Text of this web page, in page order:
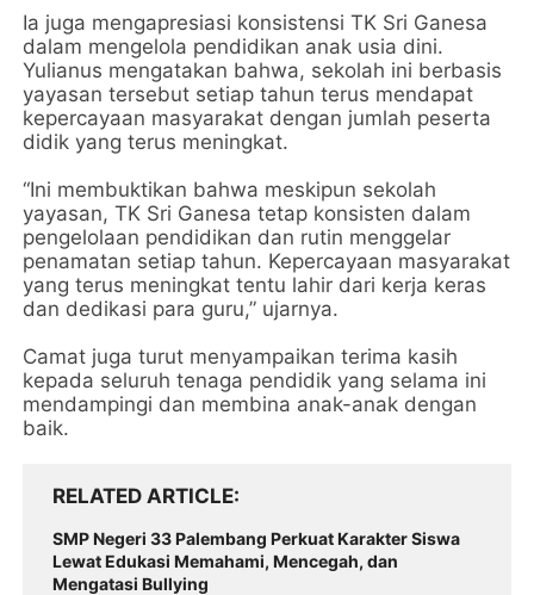
Ia juga mengapresiasi konsistensi TK Sri Ganesa
dalam mengelola pendidikan anak usia dini.
Yulianus mengatakan bahwa, sekolah ini berbasis
yayasan tersebut setiap tahun terus mendapat
kepercayaan masyarakat dengan jumlah peserta
didik yang terus meningkat.
“Ini membuktikan bahwa meskipun sekolah
yayasan, TK Sri Ganesa tetap konsisten dalam
pengelolaan pendidikan dan rutin menggelar
penamatan setiap tahun. Kepercayaan masyarakat
yang terus meningkat tentu lahir dari kerja keras
dan dedikasi para guru,” ujarnya.
Camat juga turut menyampaikan terima kasih
kepada seluruh tenaga pendidik yang selama ini
mendampingi dan membina anak-anak dengan
baik.
RELATED ARTICLE
SMP Negeri 33 Palembang Perkuat Karakter Siswa
Lewat Edukasi Memahami, Mencegah, dan
Mengatasi Bullying